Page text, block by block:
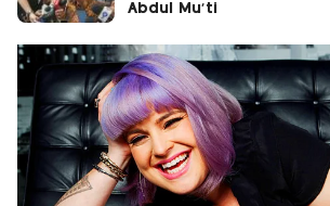
Abdul Mu'ti